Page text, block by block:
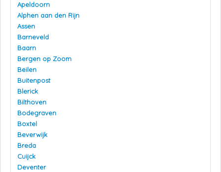
Apeldoorn
Alphen aan den Rijn
Assen
Barneveld
Baarn
Bergen op Zoom
Beilen
Buitenpost
Blerick
Bilthoven
Bodegraven
Boxtel
Beverwijk
Breda
Cuijck
Deventer